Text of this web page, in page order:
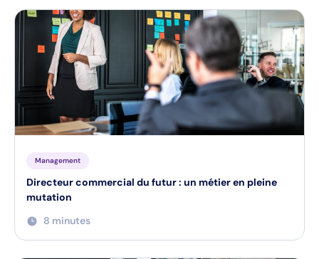
Management
Directeur commercial du futur : un métier en pleine
mutation
8 minutes